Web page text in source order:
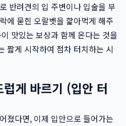
반려견의 입 주변이나 입술을 부
에 묻힌 오랄벳을 핥아먹게 해주
맛있는 보상과 함께 온다는 것을
짧게 시작하여 점차 터치하는 시
게 바르기 (입안 터
졌다면, 이제 입안으로 들어가는